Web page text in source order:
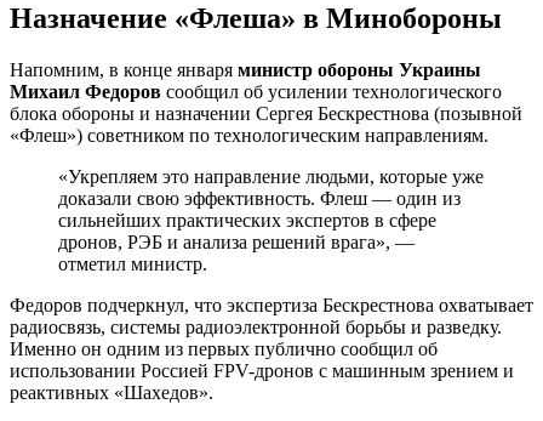
Назначение «Флеша» в Минобороны
Напомним, в конце января министр обороны Украины
Михаил Федоров сообщил об усилении технологического
блока обороны и назначении Сергея Бескрестнова (позывной
«Флеш») советником по технологическим направлениям.
«Укрепляем это направление людьми, которые уже
доказали свою эффективность. Флеш — один из
сильнейших практических экспертов в сфере
дронов, РЭБ и анализа решений врага», —
отметил министр.
Федоров подчеркнул, что экспертиза Бескрестнова охватывает
радиосвязь, системы радиоэлектронной борьбы и разведку.
Именно он одним из первых публично сообщил об
использовании Россией FPV-дронов с машинным зрением и
реактивных «Шахедов».